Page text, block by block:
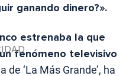
ganando dinero?».
estrenaba la que
fenómeno televisivo
‘La Más Grande’, ha